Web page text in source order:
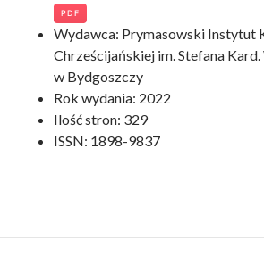
PDF
Wydawca: Prymasowski Instytut
Chrześcijańskiej im. Stefana
w Bydgoszczy
Rok wydania: 2022
Ilość stron: 329
ISSN: 1898-9837